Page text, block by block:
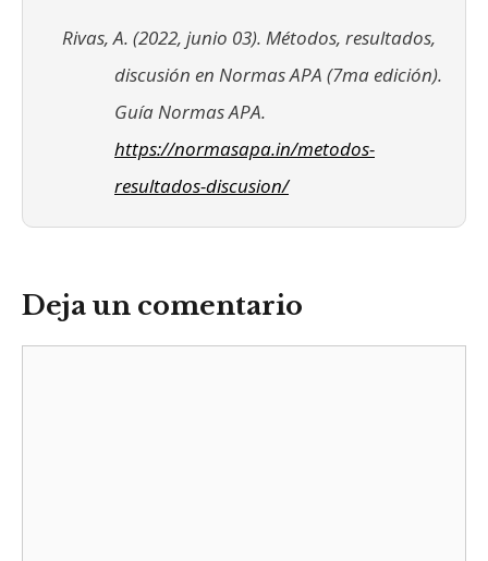
p k e
)
n
Rivas, A. (2022, junio 03). Métodos, resultados,
discusión en Normas APA (7ma edición).
Guía Normas APA.
https://normasapa.in/metodos-
resultados-discusion/
Deja un comentario